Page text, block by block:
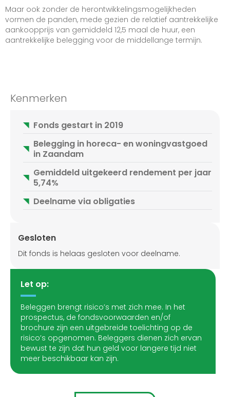
Maar ook zonder de herontwikkelingsmogelijkheden
vormen de panden, mede gezien de relatief aantrekkelijke
aankoopprijs van gemiddeld 12,5 maal de huur, een
aantrekkelijke belegging voor de middellange termijn.
Kenmerken
Fonds gestart in 2019
Belegging in horeca- en woningvastgoed
in Zaandam
Gemiddeld uitgekeerd rendement per jaar
5,74%
Deelname via obligaties
Gesloten
Dit fonds is helaas gesloten voor deelname.
Let op:
Beleggen brengt risico’s met zich mee. In het
prospectus, de fondsvoorwaarden en/of
brochure zijn een uitgebreide toelichting op de
risico’s opgenomen. Beleggers dienen zich ervan
bewust te zijn dat hun geld voor langere tijd niet
meer beschikbaar kan zijn.